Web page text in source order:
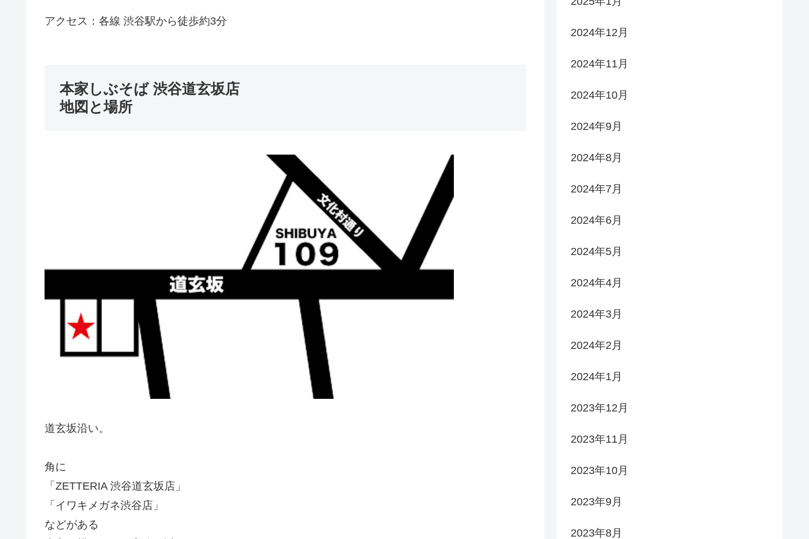
アクセス：各線 渋谷駅から徒歩約3分
本家しぶそば 渋谷道玄坂店
地図と場所
道玄坂沿い。
角に
「ZETTERIA 渋谷道玄坂店」
「イワキメガネ渋谷店」
などがある
2024年12月
2024年11月
2024年10月
2024年9月
2024年8月
2024年7月
2024年6月
2024年5月
2024年4月
2024年3月
2024年2月
2024年1月
2023年12月
2023年11月
2023年10月
2023年9月
2023年8月